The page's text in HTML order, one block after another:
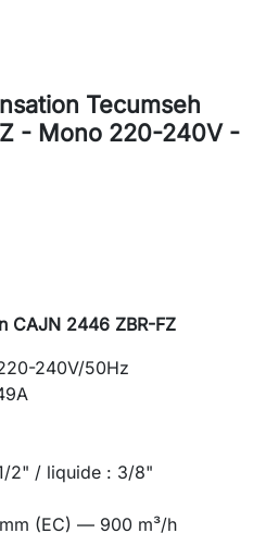
Tecumseh
- Mono 220-240V -
CAJN 2446 ZBR-FZ
240V/50Hz
2" / liquide : 3/8"
(EC) — 900 m³/h